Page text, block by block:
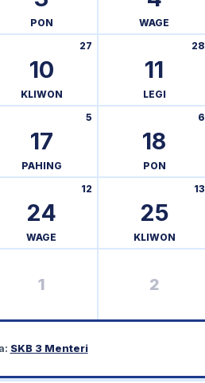
PON WAGE
10
27
KLIWON
11
28
LEGI
17
5
PAHING
18
6
PON
24
12
WAGE
25
13
KLIWON
1 2
SKB 3 Menteri